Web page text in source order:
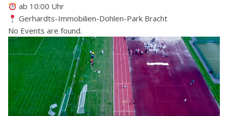
ab 10:00 Uhr
Gerhardts-Immobilien-Dohlen-Park Bracht
No Events are found.